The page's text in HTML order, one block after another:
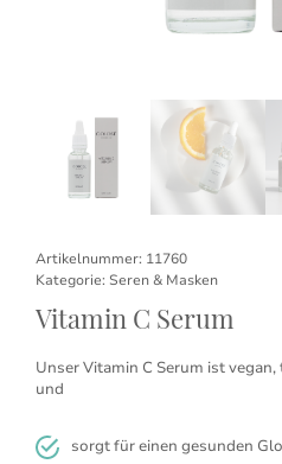
Artikelnummer: 11760
Kategorie: Seren & Masken
Vitamin C Serum
Unser Vitamin C Serum ist
und
sorgt für einen gesunden